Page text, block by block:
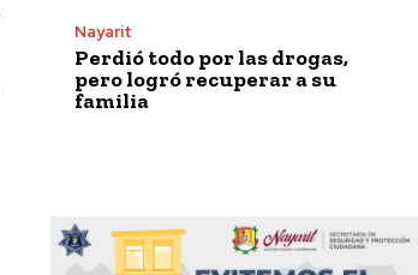
Nayarit
Perdió todo por las drogas,
pero logró recuperar a su
familia